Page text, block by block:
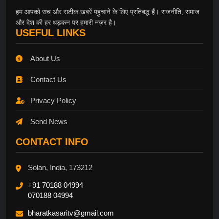
हम आपको सच और सटीक खबरें पहुंचाने के लिए प्रतिबद्ध हैं। राजनीति, समाज
और देश की हर धड़कन पर हमारी नज़र है।
USEFUL LINKS
About Us
Contact Us
Privacy Policy
Send News
CONTACT INFO
Solan, India, 173212
+91 70188 04994
070188 04994
bharatkasaritv@gmail.com